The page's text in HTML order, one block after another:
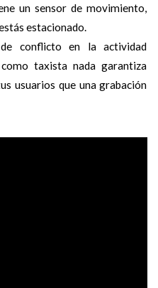
un sensor de movimiento,
estacionado.
conflicto en la actividad
taxista nada garantiza
usuarios que una grabación